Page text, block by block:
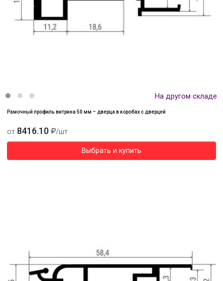
На другом складе
Рамочный профиль витрина 50 мм – дверца в коробах с дверцей
от 8416.10 /шт
Выбрать и купить